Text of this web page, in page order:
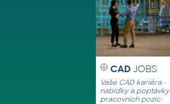
CAD JOBS
Vaše CAD kariéra -
nabídky a poptávky
pracovních pozic